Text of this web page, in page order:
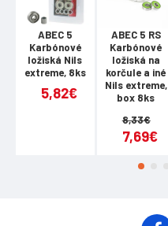
Šířka tlumící vložky
Výška tlumící vložky
(cm)
ABEC 5
Karbónové
ložiská Nils
extreme, 8ks
5,82€
ABEC 5 RS
Karbónové
ložiská na
korčule a iné
Nils extreme,
box 8ks
7,69€
8,33€